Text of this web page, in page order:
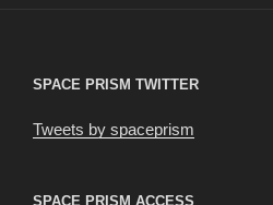
SPACE PRISM TWITTER
Tweets by spaceprism
SPACE PRISM ACCESS